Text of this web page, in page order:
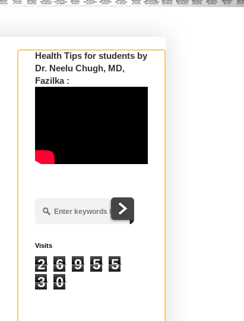
Health Tips for students by
Dr. Neelu Chugh, MD,
Fazilka :
Visits
2 6 9 5
5
3
0